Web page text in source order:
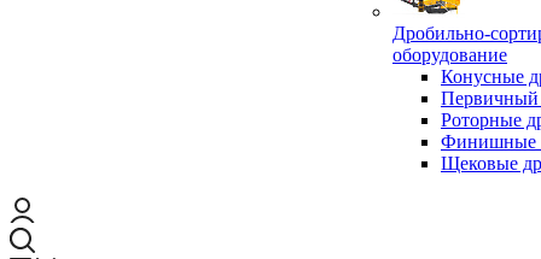
Дробильно-
оборудование
Конусные
Первичный
Роторные
Финишные
Щековые